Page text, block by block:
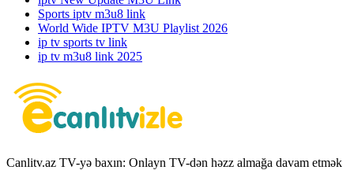
Sports iptv m3u8 link
World Wide IPTV M3U Playlist 2026
ip tv sports tv link
ip tv m3u8 link 2025
Canlitv.az TV-yə baxın: Onlayn TV-dən həzz almağa davam etmək